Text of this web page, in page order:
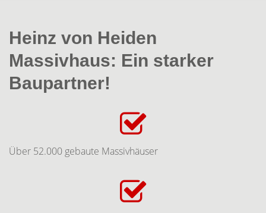
Heinz von Heiden
Massivhaus: Ein starker
Baupartner!
Über 52.000 gebaute Massivhäuser